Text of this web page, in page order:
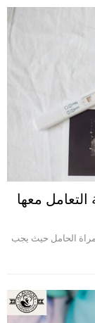
معها
الحامل حيث يجب